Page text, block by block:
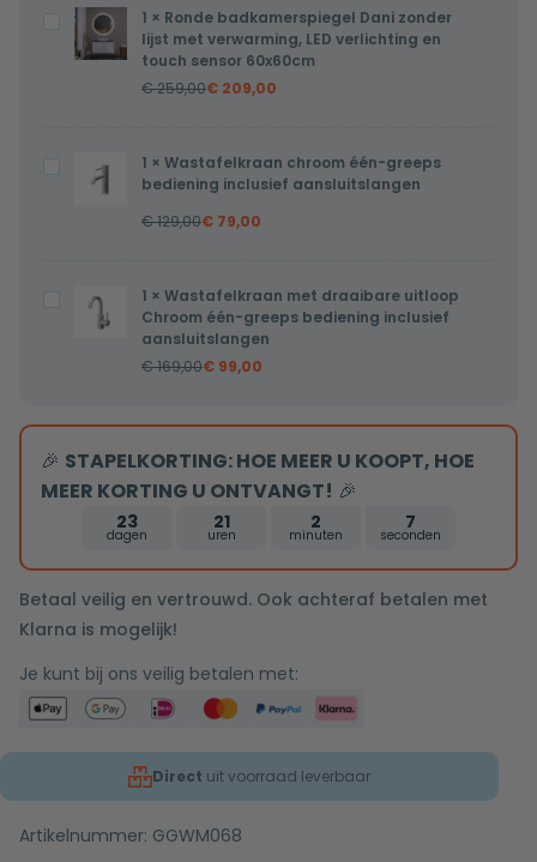
Ronde
badkamerspiegel
met
verwarming,
touch
1 × Ronde badkamerspiegel Dani zonder
lijst met verwarming, LED verlichting en
touch sensor 60x60cm
€259,00€ 209,00
Wastafelkraan
chroom
bediening
inclusief
aansluitslangen
1 × Wastafelkraan chroom één-greeps
bediening inclusief aansluitslangen
€129,00€ 79,00
Wastafelkraan
met
draaibare
Chroom
één-
greeps
bediening
inclusief
aansluitslangen
1 × Wastafelkraan met draaibare uitloop
Chroom één-greeps bediening inclusief
aansluitslangen
€169,00€ 99,00
🎉 STAPELKORTING: HOE MEER U KOOPT, HOE
MEER KORTING U ONTVANGT! 🎉
23
dagen
21
uren
2
minuten
7
seconden
Betaal veilig en vertrouwd. Ook achteraf betalen met
Klarna is mogelijk!
Je kunt bij ons veilig betalen met:
Direct uit voorraad leverbaar
Artikelnummer: GGWM068